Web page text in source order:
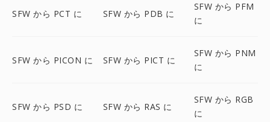
SFW から PCT に SFW から PDB に
SFW から PFM
に
SFW から PICON に SFW から PICT に
SFW から PNM
に
SFW から PSD に SFW から RAS に
SFW から RGB
に